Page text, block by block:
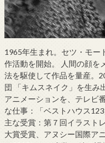
1965年生まれ。セツ・モー
作活動を開始。 人間の顔を
法を駆使して作品を量産。
団 「キムスネイク」を生み
アニメーションを、テレビ
な仕事：「ベストハウス123
主な受賞：第７回イラスト
大賞受賞、アヌシー国際ア